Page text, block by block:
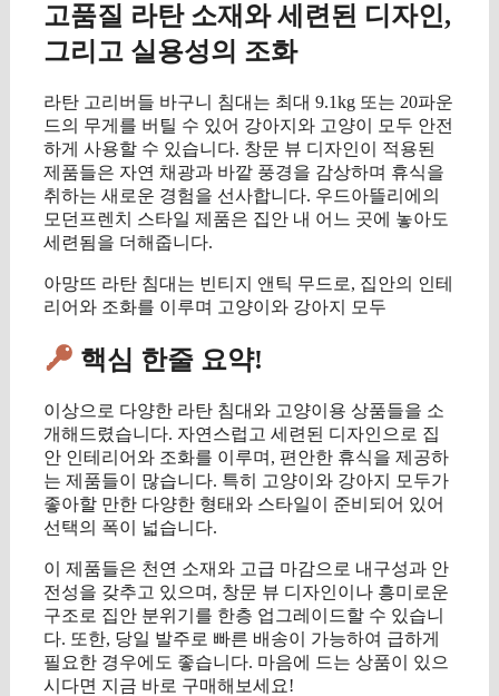
고품질 라탄 소재와 세련된 디자인,
그리고 실용성의 조화
라탄 고리버들 바구니 침대는 최대 9.1kg 또는 20파운
드의 무게를 버틸 수 있어 강아지와 고양이 모두 안전
하게 사용할 수 있습니다. 창문 뷰 디자인이 적용된
제품들은 자연 채광과 바깥 풍경을 감상하며 휴식을
취하는 새로운 경험을 선사합니다. 우드아뜰리에의
모던프렌치 스타일 제품은 집안 내 어느 곳에 놓아도
세련됨을 더해줍니다.
아망뜨 라탄 침대는 빈티지 앤틱 무드로, 집안의 인테
리어와 조화를 이루며 고양이와 강아지 모두
핵심 한줄 요약!
이상으로 다양한 라탄 침대와 고양이용 상품들을 소
개해드렸습니다. 자연스럽고 세련된 디자인으로 집
안 인테리어와 조화를 이루며, 편안한 휴식을 제공하
는 제품들이 많습니다. 특히 고양이와 강아지 모두가
좋아할 만한 다양한 형태와 스타일이 준비되어 있어
선택의 폭이 넓습니다.
이 제품들은 천연 소재와 고급 마감으로 내구성과 안
전성을 갖추고 있으며, 창문 뷰 디자인이나 흥미로운
구조로 집안 분위기를 한층 업그레이드할 수 있습니
다. 또한, 당일 발주로 빠른 배송이 가능하여 급하게
필요한 경우에도 좋습니다. 마음에 드는 상품이 있으
시다면 지금 바로 구매해보세요!